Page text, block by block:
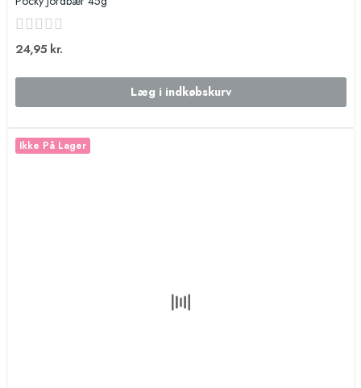
24,95 kr.
Læg i indkøbskurv
Ikke På Lager